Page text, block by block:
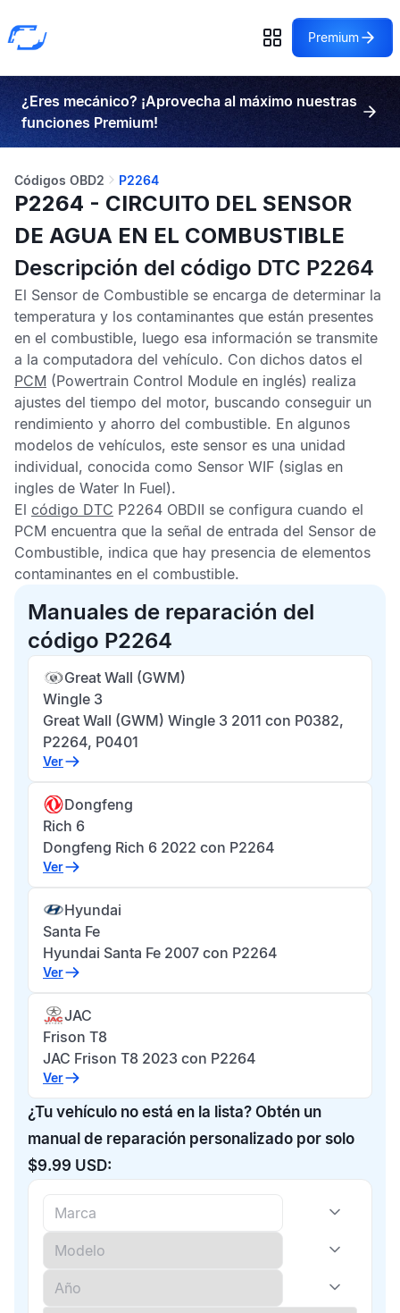
Premium
¿Eres mecánico? ¡Aprovecha al máximo nuestras
funciones Premium!
Códigos OBD2 P2264
P2264 - CIRCUITO DEL SENSOR
DE AGUA EN EL COMBUSTIBLE
Descripción del código DTC P2264
El Sensor de Combustible se encarga de determinar la
temperatura y los contaminantes que están presentes
en el combustible, luego esa información se transmite
a la computadora del vehículo. Con dichos datos el
PCM (Powertrain Control Module en inglés) realiza
ajustes del tiempo del motor, buscando conseguir un
rendimiento y ahorro del combustible. En algunos
modelos de vehículos, este sensor es una unidad
individual, conocida como Sensor WIF (siglas en
ingles de Water In Fuel).
El código DTC P2264 OBDII se configura cuando el
PCM encuentra que la señal de entrada del Sensor de
Combustible, indica que hay presencia de elementos
contaminantes en el combustible.
Manuales de reparación del
código P2264
Great Wall (GWM)
Wingle 3
Great Wall (GWM) Wingle 3 2011 con P0382,
P2264, P0401
Ver
Dongfeng
Rich 6
Dongfeng Rich 6 2022 con P2264
Ver
Hyundai
Santa Fe
Hyundai Santa Fe 2007 con P2264
Ver
JAC
Frison T8
JAC Frison T8 2023 con P2264
Ver
¿Tu vehículo no está en la lista? Obtén un
manual de reparación personalizado por solo
$9.99 USD: